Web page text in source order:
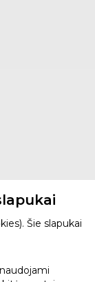
Šie slapukai